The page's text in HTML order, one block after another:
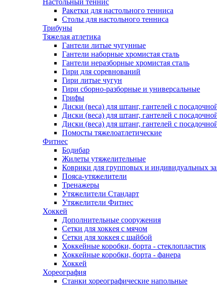
Настольный теннис
Ракетки для настольного тенниса
Столы для настольного тенниса
Трибуны
Тяжелая атлетика
Гантели литые чугунные
Гантели наборные хромистая сталь
Гантели неразборные хромистая сталь
Гири для соревнований
Гири литые чугун
Гири сборно-разборные и универсальные
Грифы
Диски (веса) для штанг, гантелей с
Диски (веса) для штанг, гантелей с
Диски (веса) для штанг, гантелей с
Помосты тяжелоатлетические
Фитнес
Бодибар
Жилеты утяжелительные
Коврики для групповых и индивидуальных
Пояса-утяжелители
Тренажеры
Утяжелители Стандарт
Утяжелители Фитнес
Хоккей
Дополнительные сооружения
Сетки для хоккея с мячом
Сетки для хоккея с шайбой
Хоккейные коробки, борта - стеклопластик
Хоккейные коробки, борта - фанера
Хоккей
Хореография
Станки хореографические напольные